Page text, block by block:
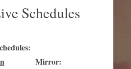
Schedules
:
Mirror: